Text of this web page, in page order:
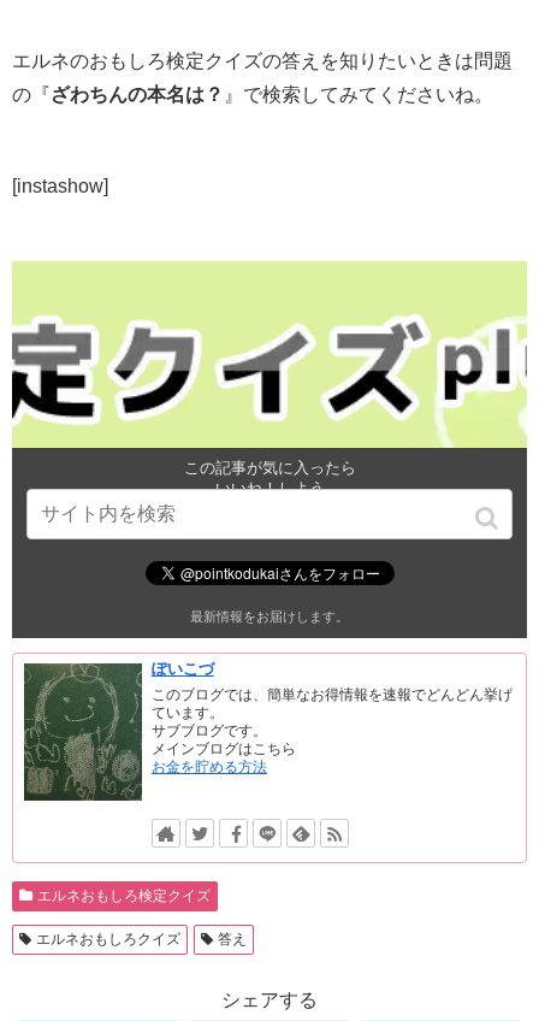
エルネのおもしろ検定クイズの答えを知りたいときは問題
の『ざわちんの本名は？ 』で検索してみてくださいね。
[instashow]
この記事が気に入ったら
いいね！しよう
最新情報をお届けします。
ぽいこづ
このブログでは、簡単なお得情報を速報でどんどん挙げ
ています。
サブブログです。
メインブログはこちら
お金を貯める方法
エルネおもしろ検定クイズ
エルネおもしろクイズ 答え
シェアする